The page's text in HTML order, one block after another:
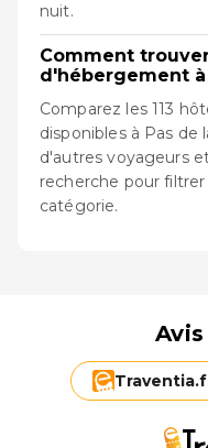
nuit.
Comment
d'hébergement à
Comparez les 113
disponibles à Pas de
d'autres voyageurs
recherche pour
catégorie.
Traventia.